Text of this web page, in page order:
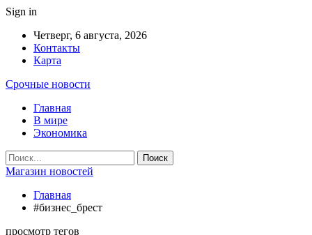
Sign in
Четверг, 6 августа, 2026
Контакты
Карта
Срочные новости
Главная
В мире
Экономика
Магазин новостей
Главная
#бизнес_брест
просмотр тегов